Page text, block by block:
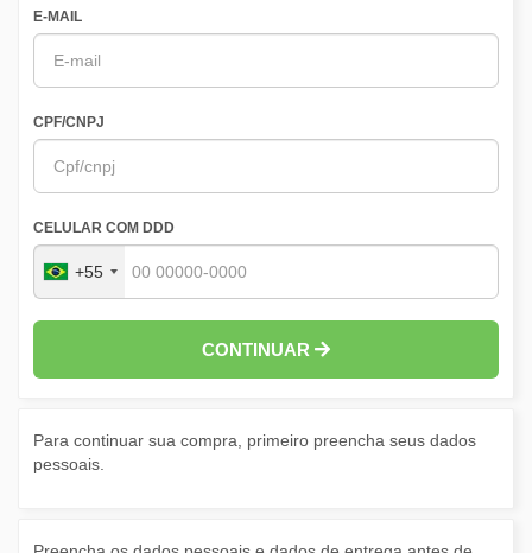
E-MAIL
CPF/CNPJ
CELULAR COM DDD
+55
CONTINUAR
Para continuar sua compra, primeiro preencha seus dados
pessoais.